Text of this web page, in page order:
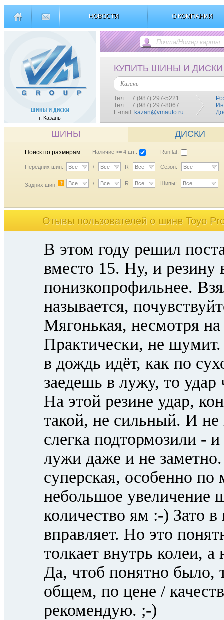
НОВОСТИ О КОМПАНИИ
г. Казань
КУПИТЬ ШИНЫ И ДИСКИ
Казань
Тел.: +7 (987) 297-5221
Тел.: +7 (987) 297-8067
E-mail: kazan@vmauto.ru
ШИНЫ ДИСКИ
Поиск по размерам: Наличие >= 4 шт.: Runflat:
Передних шин: Все / Все R Все Сезон: Все
Задних шин: ? Все / Все R Все Шипы: Все
Отывы пользователей o шине Toyo
В этом году решил
вместо 15. Ну, и резину
понизкопрофильнее.
называется,
Мягонькая, несмотря
Практически, не шумит.
в дождь идёт, как по
заедешь в лужу, то удар
На этой резине удар,
такой, не сильный. И не
слегка подтормозили -
лужи даже и не
суперская, особенно
небольшое увеличение
количество ям :-) Зато в
вправляет. Но это
толкает внутрь колеи,
Да, чтоб понятно было,
общем, по цене /
рекомендую. ;-)